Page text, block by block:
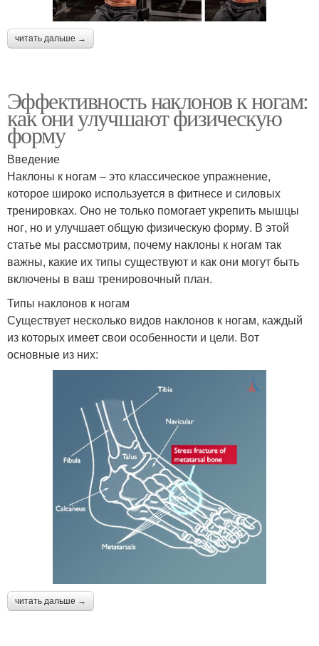
читать дальше →
Эффективность наклонов к ногам:
как они улучшают физическую
форму
Введение
Наклоны к ногам – это классическое упражнение,
которое широко используется в фитнесе и силовых
тренировках. Оно не только помогает укрепить мышцы
ног, но и улучшает общую физическую форму. В этой
статье мы рассмотрим, почему наклоны к ногам так
важны, какие их типы существуют и как они могут быть
включены в ваш тренировочный план.
Типы наклонов к ногам
Существует несколько видов наклонов к ногам, каждый
из которых имеет свои особенности и цели. Вот
основные из них:
читать дальше →